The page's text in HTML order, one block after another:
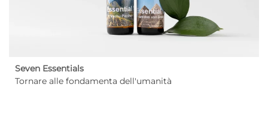
Seven Essentials
Tornare alle fondamenta dell'umanità